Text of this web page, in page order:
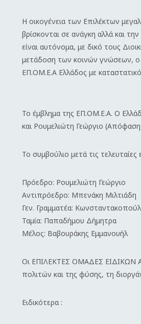
Η οικογένεια των Επιλέκτων
βρίσκονται σε ανάγκη αλλά και
είναι αυτόνομα, με δικό τους
μετάδοση των κοινών γνώσεων, ο
ΕΠ.ΟΜ.Ε.Α Ελλάδος με
Το έμβλημα της ΕΠ.ΟΜ.Ε.Α. Ο
και Ρουμελιώτη Γεώργιο
Το συμβούλιο μετά τις
Πρόεδρο: Ρουμελιώτη Γεώργιο
Αντιπρόεδρο: Μπενάκη Μιλτιάδη
Γεν. Γραμματέα:
Ταμία: Παπαδήμου Δήμητρα
Μέλος: Βαβουράκης Εμμανουήλ
Οι ΕΠΙΛΕΚΤΕΣ ΟΜΑΔΕΣ ΕΙΔΙΚΩΝ
πολιτών και της φύσης, τη
Ειδικότερα :